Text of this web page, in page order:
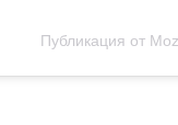
Публикация от